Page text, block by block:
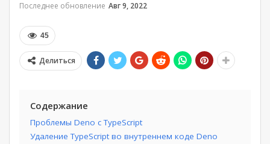
Последнее обновление Авг 9, 2022
45
Делиться
Содержание
Проблемы Deno с TypeScript
Удаление TypeScript во внутреннем коде Deno